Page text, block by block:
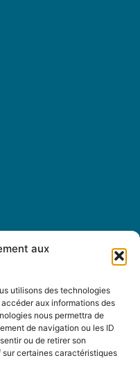
aux
utilisons des technologies
aux informations des
nous permettra de
de navigation ou les ID
ou de retirer son
certaines caractéristiques